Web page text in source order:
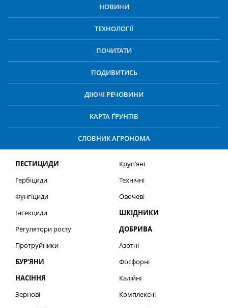
НОВИНИ
ТЕХНОЛОГІЇ
ПОЧИТАТИ
ПОДИВИТИСЬ
ДІЮЧІ РЕЧОВИНИ
КАРТА ҐРУНТІВ
СЛОВНИК АГРОНОМА
ПЕСТИЦИДИ
Гербіциди
Фунгіциди
Інсекциди
Регулятори росту
Протруйники
БУР’ЯНИ
НАСІННЯ
Зернові
Круп’яні
Технічні
Овочеві
ШКІДНИКИ
ДОБРИВА
Азотні
Фосфорні
Калійні
Комплексні